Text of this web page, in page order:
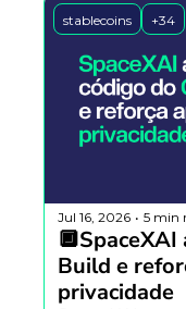
stablecoins +34
Jul 16, 2026 • 5 min
Build e
privacidade